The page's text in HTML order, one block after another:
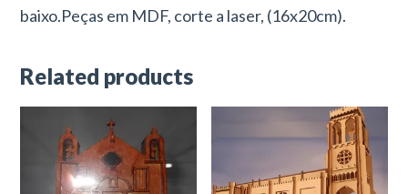
baixo.Peças em MDF, corte a laser, (16x20cm).
Related products